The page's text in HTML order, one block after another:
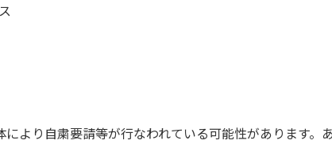
より自粛要請等が行なわれている可能性があります。